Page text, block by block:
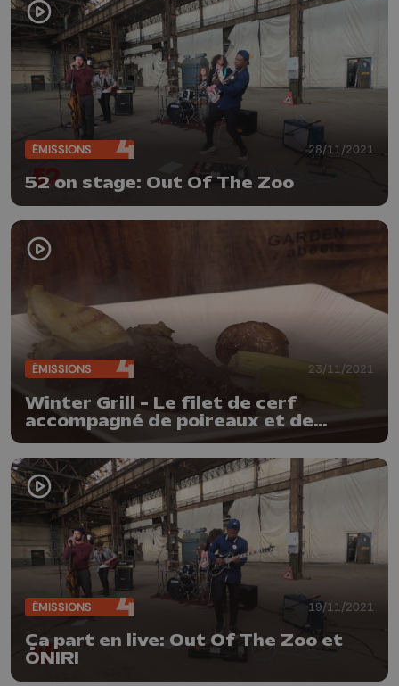
ÉMISSIONS 28/11/2021
52 on stage: Out Of The Zoo
ÉMISSIONS 23/11/2021
Winter Grill - Le filet de cerf
accompagné de poireaux et de
chicons
ÉMISSIONS 19/11/2021
Ça part en live: Out Of The Zoo et
ONIRI